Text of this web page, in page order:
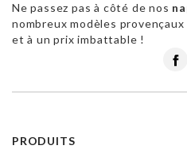
Ne passez pas à côté de nos
nombreux modèles
et à un prix imbattable !
PRODUITS